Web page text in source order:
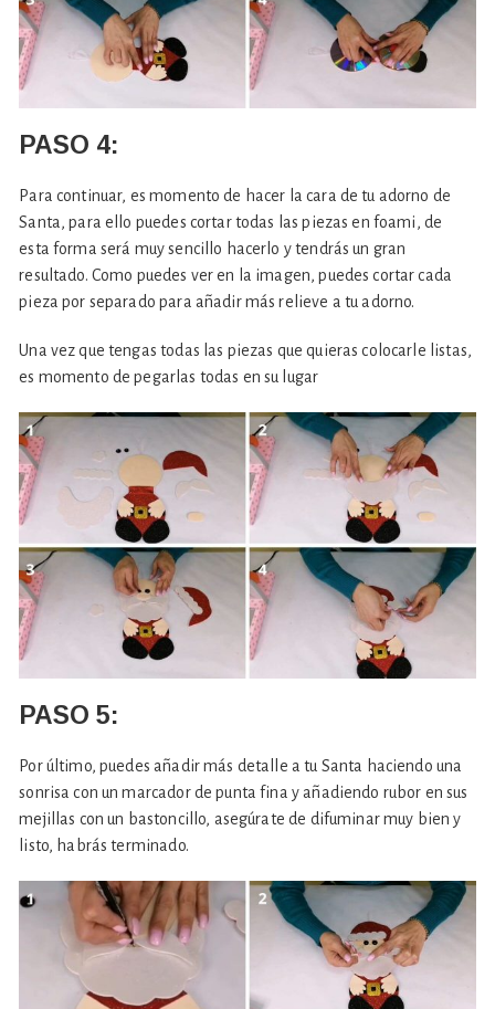
PASO 4:
Para continuar, es momento de hacer la cara de tu adorno de
Santa, para ello puedes cortar todas las piezas en foami, de
esta forma será muy sencillo hacerlo y tendrás un gran
resultado. Como puedes ver en la imagen, puedes cortar cada
pieza por separado para añadir más relieve a tu adorno.
Una vez que tengas todas las piezas que quieras colocarle listas,
es momento de pegarlas todas en su lugar
PASO 5:
Por último, puedes añadir más detalle a tu Santa haciendo una
sonrisa con un marcador de punta fina y añadiendo rubor en sus
mejillas con un bastoncillo, asegúrate de difuminar muy bien y
listo, habrás terminado.